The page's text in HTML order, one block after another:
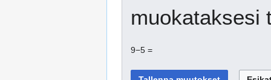
muokataksesi
9−5 =